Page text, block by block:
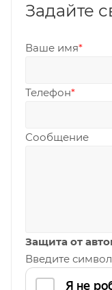
Задайте
Ваше имя*
Телефон*
Сообщение
Защита от
Введите